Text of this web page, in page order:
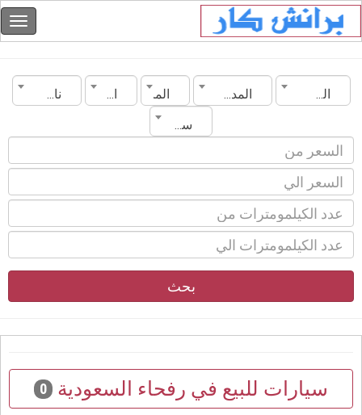
السعودية المدينة الماركة الموديل
ناقل الحركة
سنة الصنع
بحث
سيارات للبيع في رفحاء السعودية 0